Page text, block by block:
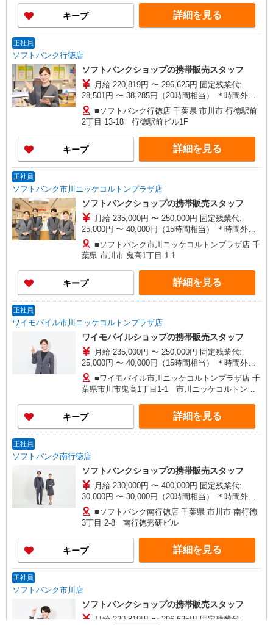
月 ※経験・能力による 【試用期間】月給 220819
円 〜 296625 円
キープ 詳細を見る
正社員
ソフトバンク行徳店
ソフトバンクショップの携帯販売スタッフ
月給 220,819円 〜 296,625円 固定残業代:
28,501円 〜 38,285円（20時間相当） ＊時間外手
当は時間外労働の有無にかかわらず、固定残業代
として支給し、相当時間を超える時間外労働分は
法定どおり追加で支給します。 試用期間あり 3ヶ
月 ※経験・能力による 【試用期間】月給 220819
円 〜 296625 円
■ソフトバンク行徳店 千葉県 市川市 行徳駅前
2丁目 13‐18 行徳駅前ビル1F
キープ 詳細を見る
正社員
ソフトバンク市川ニッケコルトンプラザ店
ソフトバンクショップの携帯販売スタッフ
月給 235,000円 〜 250,000円 固定残業代:
25,000円 〜 40,000円（15時間相当） ＊時間外手
当は時間外労働の有無にかかわらず、固定残業代
として支給し、 相当時間を超える時間外労働は法
定通り追加で支給します。固定残業代は約15.6〜
24.9時間相当 試用期間あり 3ヶ月 ※経験・能力に
よる 【試用期間】月給 210000 円 〜 210000 円
■ソフトバンク市川ニッケコルトンプラザ店 千
葉県 市川市 鬼高1丁目 1‐1
キープ 詳細を見る
正社員
ワイモバイル市川ニッケコルトンプラザ店
ワイモバイルショップの携帯販売スタッフ
月給 235,000円 〜 250,000円 固定残業代:
25,000円 〜 40,000円（15時間相当） ＊時間外手
当は時間外労働の有無にかかわらず、固定残業代
として支給し、 相当時間を超える時間外労働は法
定通り追加で支給します。固定残業代は約15.6〜
24.9時間相当 試用期間あり 3ヶ月 ※経験・能力に
よる 【試用期間】月給 210000 円 〜 210000 円
■ワイモバイル市川ニッケコルトンプラザ店 千
葉県市川市鬼高1丁目1‐1 市川ニッケコルトンプ
キープ 詳細を見る
正社員
ソフトバンク南行徳店
ソフトバンクショップの携帯販売スタッフ
月給 230,000円 〜 400,000円 固定残業代:
30,000円 〜 30,000円（20時間相当） ＊時間外手
当は時間外労働の有無にかかわらず、固定残業代
として支給し、相当時間を超える時間外労働分は
法定どおり追加で支給します。 試用期間なし ※経
験・能力による
■ソフトバンク南行徳店 千葉県 市川市 南行徳
3丁目 2‐8 南行徳秀研ビル
キープ 詳細を見る
正社員
ソフトバンク市川店
ソフトバンクショップの携帯販売スタッフ
月給 220,819円 〜 296,625円 固定残業代: